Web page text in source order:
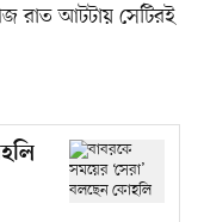
রাত আটটায় সেটিরই